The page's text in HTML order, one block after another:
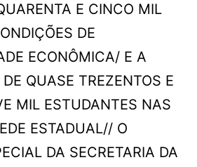
E CINCO MIL
DE
ECONÔMICA/ E A
QUASE TREZENTOS E
MIL ESTUDANTES NAS
ESTADUAL// O
DA SECRETARIA DA